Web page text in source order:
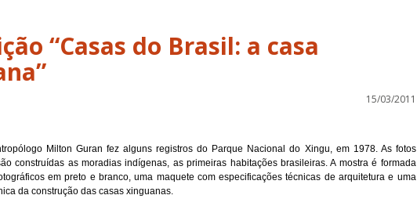
“Casas do Brasil: a casa
15/03/2011
Milton Guran fez alguns registros do Parque Nacional do Xingu, em 1978. As fotos
construídas as moradias indígenas, as primeiras habitações brasileiras. A mostra é formada
em preto e branco, uma maquete com especificações técnicas de arquitetura e uma
da construção das casas xinguanas.